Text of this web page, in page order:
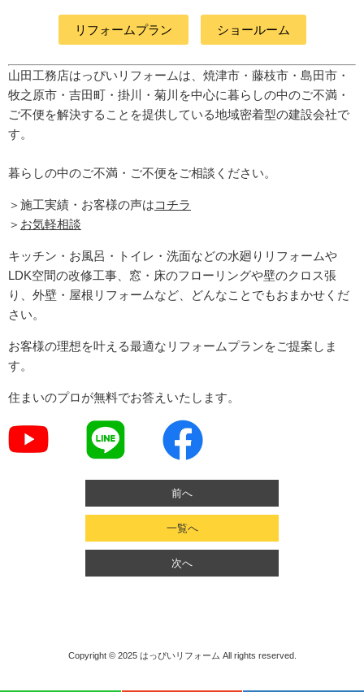
リフォームプラン ショールーム
山田工務店はっぴいリフォームは、焼津市・藤枝市・島田市・
牧之原市・吉田町 ・掛川・菊川 を中心に暮らしの中のご不満・
ご不便を解決することを提供している地域密着型の建設会社で
す。
暮らしの中のご不満・ご不便をご相談ください。
＞施工実績・お客様の声はコチラ
＞ お気軽相談
キッチン・お風呂・トイレ・洗面などの水廻りリフォームや
LDK空間の改修工事、窓・床のフローリングや壁のクロス張
り、外壁・屋根リフォームなど、どんなことでもおまかせくだ
さい。
お客様の理想を叶える最適なリフォームプランをご提案しま
す。
住まいのプロが無料でお答えいたします。
前へ
一覧へ
次へ
Copyright © 2025 はっぴいリフォーム All rights reserved.